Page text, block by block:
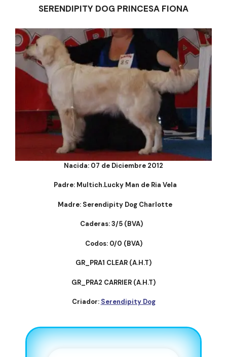
SERENDIPITY DOG PRINCESA FIONA
Nacida: 07 de Diciembre 2012
Padre: Multich.Lucky Man de Ria Vela
Madre: Serendipity Dog Charlotte
Caderas: 3/5 (BVA)
Codos: 0/0 (BVA)
GR_PRA1 CLEAR (A.H.T)
GR_PRA2 CARRIER (A.H.T)
Criador: Serendipity Dog